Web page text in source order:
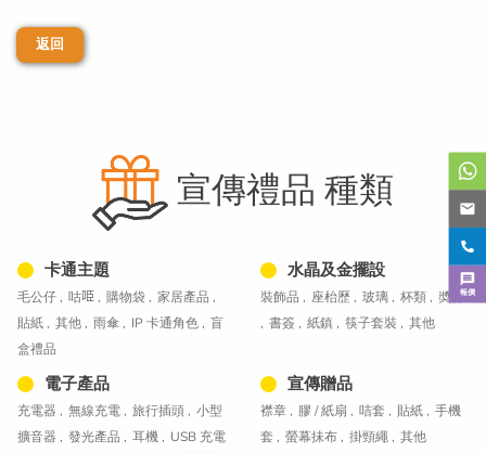
報價
返回
宣傳禮品 種類
卡通主題
毛公仔 , 咕𠱸 , 購物袋 , 家居產品 ,
貼紙 , 其他 , 雨傘 , IP 卡通角色 , 盲
盒禮品
水晶及金擺設
裝飾品 , 座枱歷 , 玻璃 , 杯類 , 奬杯
, 書簽 , 紙鎮 , 筷子套裝 , 其他
電子產品
充電器 , 無線充電 , 旅行插頭 , 小型
擴音器 , 發光產品 , 耳機 , USB 充電
宣傳贈品
襟章 , 膠 / 紙扇 , 咭套 , 貼紙 , 手機
套 , 螢幕抺布 , 掛頸繩 , 其他